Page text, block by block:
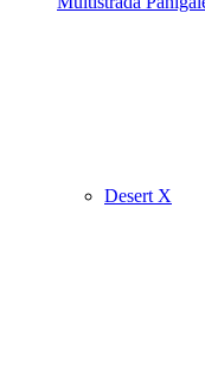
Desert X